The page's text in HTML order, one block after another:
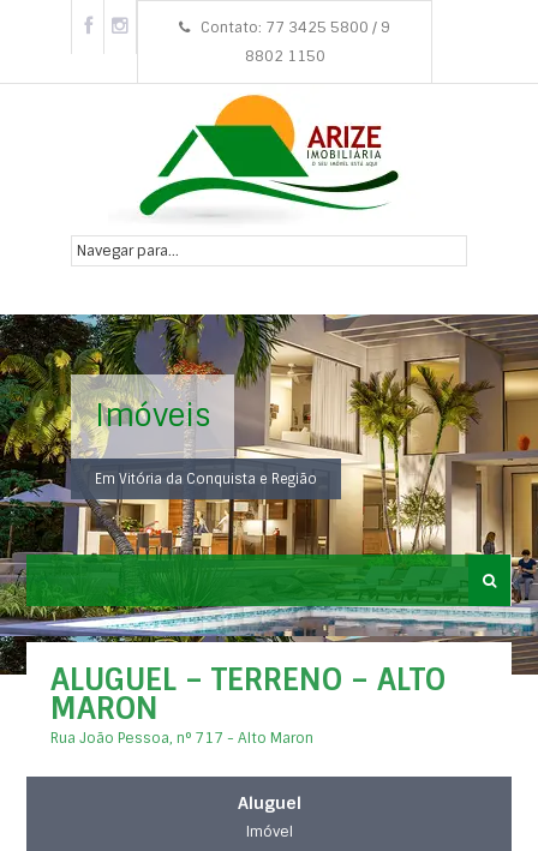
Contato: 77 3425 5800 / 9
8802 1150
Imóveis
Em Vitória da Conquista e Região
ALUGUEL – TERRENO – ALTO
MARON
Rua João Pessoa, n° 717 - Alto Maron
Aluguel
Imóvel